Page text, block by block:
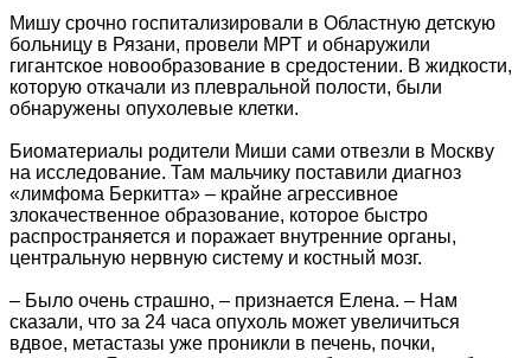
Мишу срочно госпитализировали в Областную детскую
больницу в Рязани, провели МРТ и обнаружили
гигантское новообразование в средостении. В жидкости,
которую откачали из плевральной полости, были
обнаружены опухолевые клетки.
Биоматериалы родители Миши сами отвезли в Москву
на исследование. Там мальчику поставили диагноз
«лимфома Беркитта» – крайне агрессивное
злокачественное образование, которое быстро
распространяется и поражает внутренние органы,
центральную нервную систему и костный мозг.
– Было очень страшно, – признается Елена. – Нам
сказали, что за 24 часа опухоль может увеличиться
вдвое, метастазы уже проникли в печень, почки,